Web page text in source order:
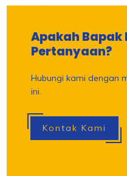
Apakah Bapak
Pertanyaan?
Hubungi kami dengan
ini.
Kontak Kami